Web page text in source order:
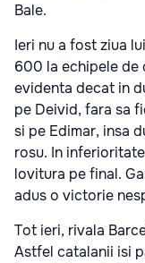
Bale.
Ieri nu a fost ziua
600 la echipele de
evidenta decat in
pe Deivid, fara sa
si pe Edimar, insa
rosu. In
lovitura pe final.
adus o victorie
Tot ieri, rivala
Astfel catalanii isi